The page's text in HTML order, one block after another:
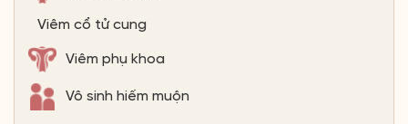
Viêm cổ tử cung
Viêm phụ khoa
Vô sinh hiếm muộn